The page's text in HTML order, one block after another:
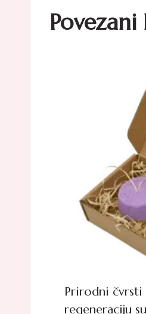
Prirodni čvrsti
regeneraciju